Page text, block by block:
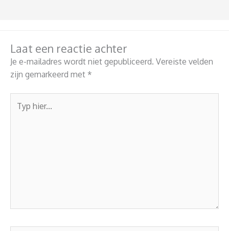
Laat een reactie achter
Je e-mailadres wordt niet gepubliceerd. Vereiste velden
zijn gemarkeerd met *
hier...